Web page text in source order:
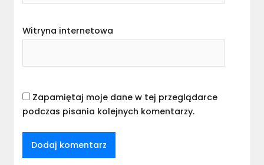
Witryna internetowa
Zapamiętaj moje dane w tej przeglądarce
podczas pisania kolejnych komentarzy.